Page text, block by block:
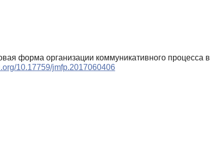
форма организации коммуникативного процесса в
10.17759/jmfp.2017060406